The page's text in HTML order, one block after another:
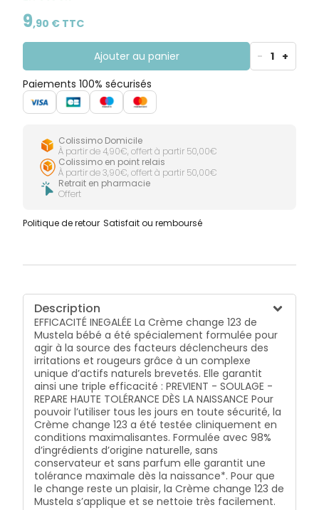
Toux
sèches
bouche
Gencives
Jambes
lourdes
tous les jours en toute sécurité, la Crème change 123
a été testée cliniquement en conditions
maximalisantes. Formulée avec 98% d’ingrédients
d’origine naturelle, sans conservateur et sans parfum
elle garantit une tolérance maximale dès la
naissance*. Pour que le change reste un plaisir, la
Crème change 123 de Mustela s’applique et se
nettoie très facilement.
9,90 € TTC
Ajouter au panier - 1 +
Paiements 100% sécurisés
Colissimo Domicile
À partir de 4,90€, offert à partir 50,00€
Colissimo en point relais
À partir de 3,90€, offert à partir 50,00€
Retrait en pharmacie
Offert
Politique de retour Satisfait ou remboursé
Description
EFFICACITÉ INEGALÉE La Crème change 123 de
Mustela bébé a été spécialement formulée pour
agir à la source des facteurs déclencheurs des
irritations et rougeurs grâce à un complexe
unique d’actifs naturels brevetés. Elle garantit
ainsi une triple efficacité : PREVIENT - SOULAGE -
REPARE HAUTE TOLÉRANCE DÈS LA NAISSANCE Pour
pouvoir l’utiliser tous les jours en toute sécurité, la
Crème change 123 a été testée cliniquement en
conditions maximalisantes. Formulée avec 98%
d’ingrédients d’origine naturelle, sans
conservateur et sans parfum elle garantit une
tolérance maximale dès la naissance*. Pour que
le change reste un plaisir, la Crème change 123 de
Mustela s’applique et se nettoie très facilement.